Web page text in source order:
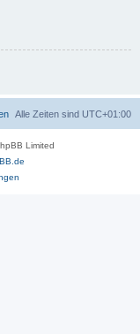
Alle Zeiten sind UTC+01:00
Limited